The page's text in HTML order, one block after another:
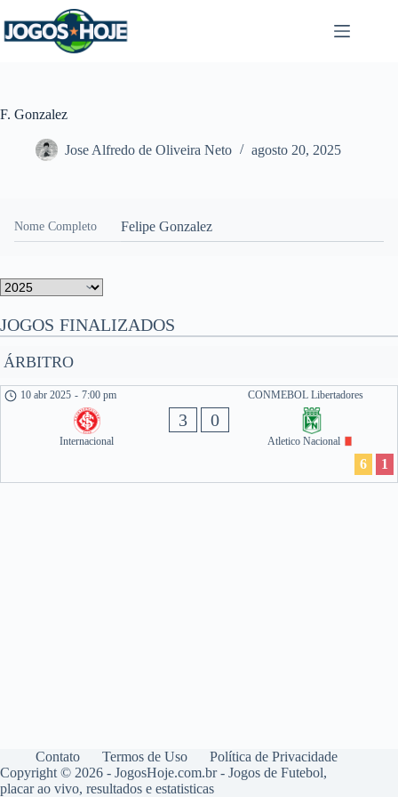
para
o
F. Gonzalez
Jose Alfredo de Oliveira Neto agosto 20, 2025
Nome Completo Felipe Gonzalez
JOGOS FINALIZADOS
ÁRBITRO
CONMEBOL Libertadores
10 abr 2025 - 7:00 pm
Internacional
3 0
Atletico Nacional
6 1
Contato Termos de Uso
Política de Privacidade
Copyright © 2026 - JogosHoje.com.br - Jogos de Futebol,
placar ao vivo, resultados e estatisticas